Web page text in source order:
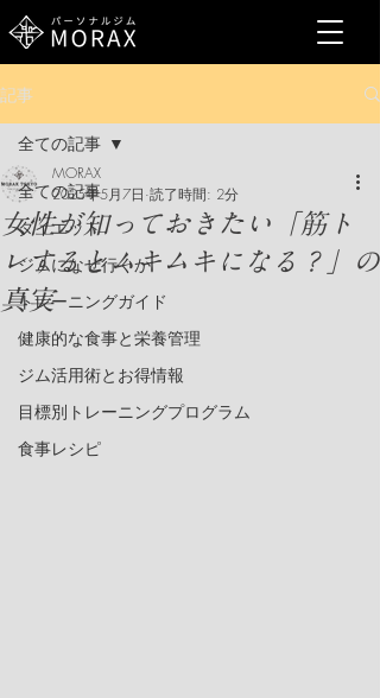
記事
全ての記事
ダイエット
ジムになぜ行くか
トレーニングガイド
健康的な食事と栄養管理
ジム活用術とお得情報
目標別トレーニングプログラム
食事レシピ
全ての記事
女性が知っておきたい「筋ト
レするとムキムキになる？」の
真実
MORAX
2025年5月7日 読了時間: 2分